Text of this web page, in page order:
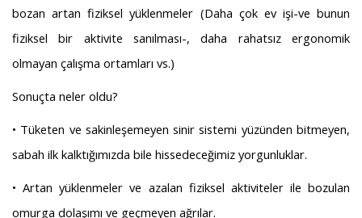
bozan artan fiziksel yüklenmeler (Daha çok ev işi-ve bunun
fiziksel bir aktivite sanılması-, daha rahatsız ergonomik
olmayan çalışma ortamları vs.)
Sonuçta neler oldu?
• Tüketen ve sakinleşemeyen sinir sistemi yüzünden bitmeyen,
sabah ilk kalktığımızda bile hissedeceğimiz yorgunluklar.
• Artan yüklenmeler ve azalan fiziksel aktiviteler ile bozulan
omurga dolaşımı ve geçmeyen ağrılar.